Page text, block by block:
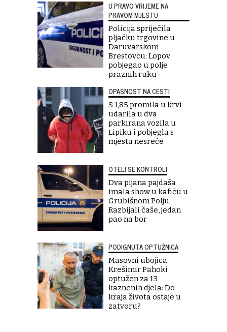
U PRAVO VRIJEME NA
PRAVOM MJESTU
Policija spriječila
pljačku trgovine u
Daruvarskom
Brestovcu: Lopov
pobjegao u polje
praznih ruku
OPASNOST NA CESTI
S 1,85 promila u krvi
udarila u dva
parkirana vozila u
Lipiku i pobjegla s
mjesta nesreće
OTELI SE KONTROLI
Dva pijana pajdaša
imala show u kafiću u
Grubišnom Polju:
Razbijali čaše, jedan
pao na bor
PODIGNUTA OPTUŽNICA
Masovni ubojica
Krešimir Pahoki
optužen za 13
kaznenih djela: Do
kraja života ostaje u
zatvoru?